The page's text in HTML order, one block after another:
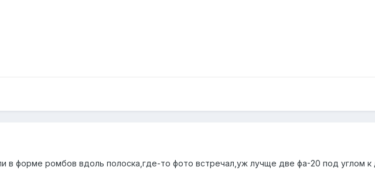
в форме ромбов вдоль полоска,где-то фото встречал,уж лучще две фа-20 под углом к